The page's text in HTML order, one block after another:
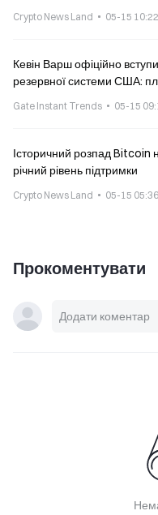
Crypto News Land 05-15 10:22
Кевін Варш офіційно
резервної системи США:
Gate Instant Trends 05-15
Історичний розпад Bitcoin
річний рівень підтримки
Crypto News Land 05-15 05:36
Прокоментувати